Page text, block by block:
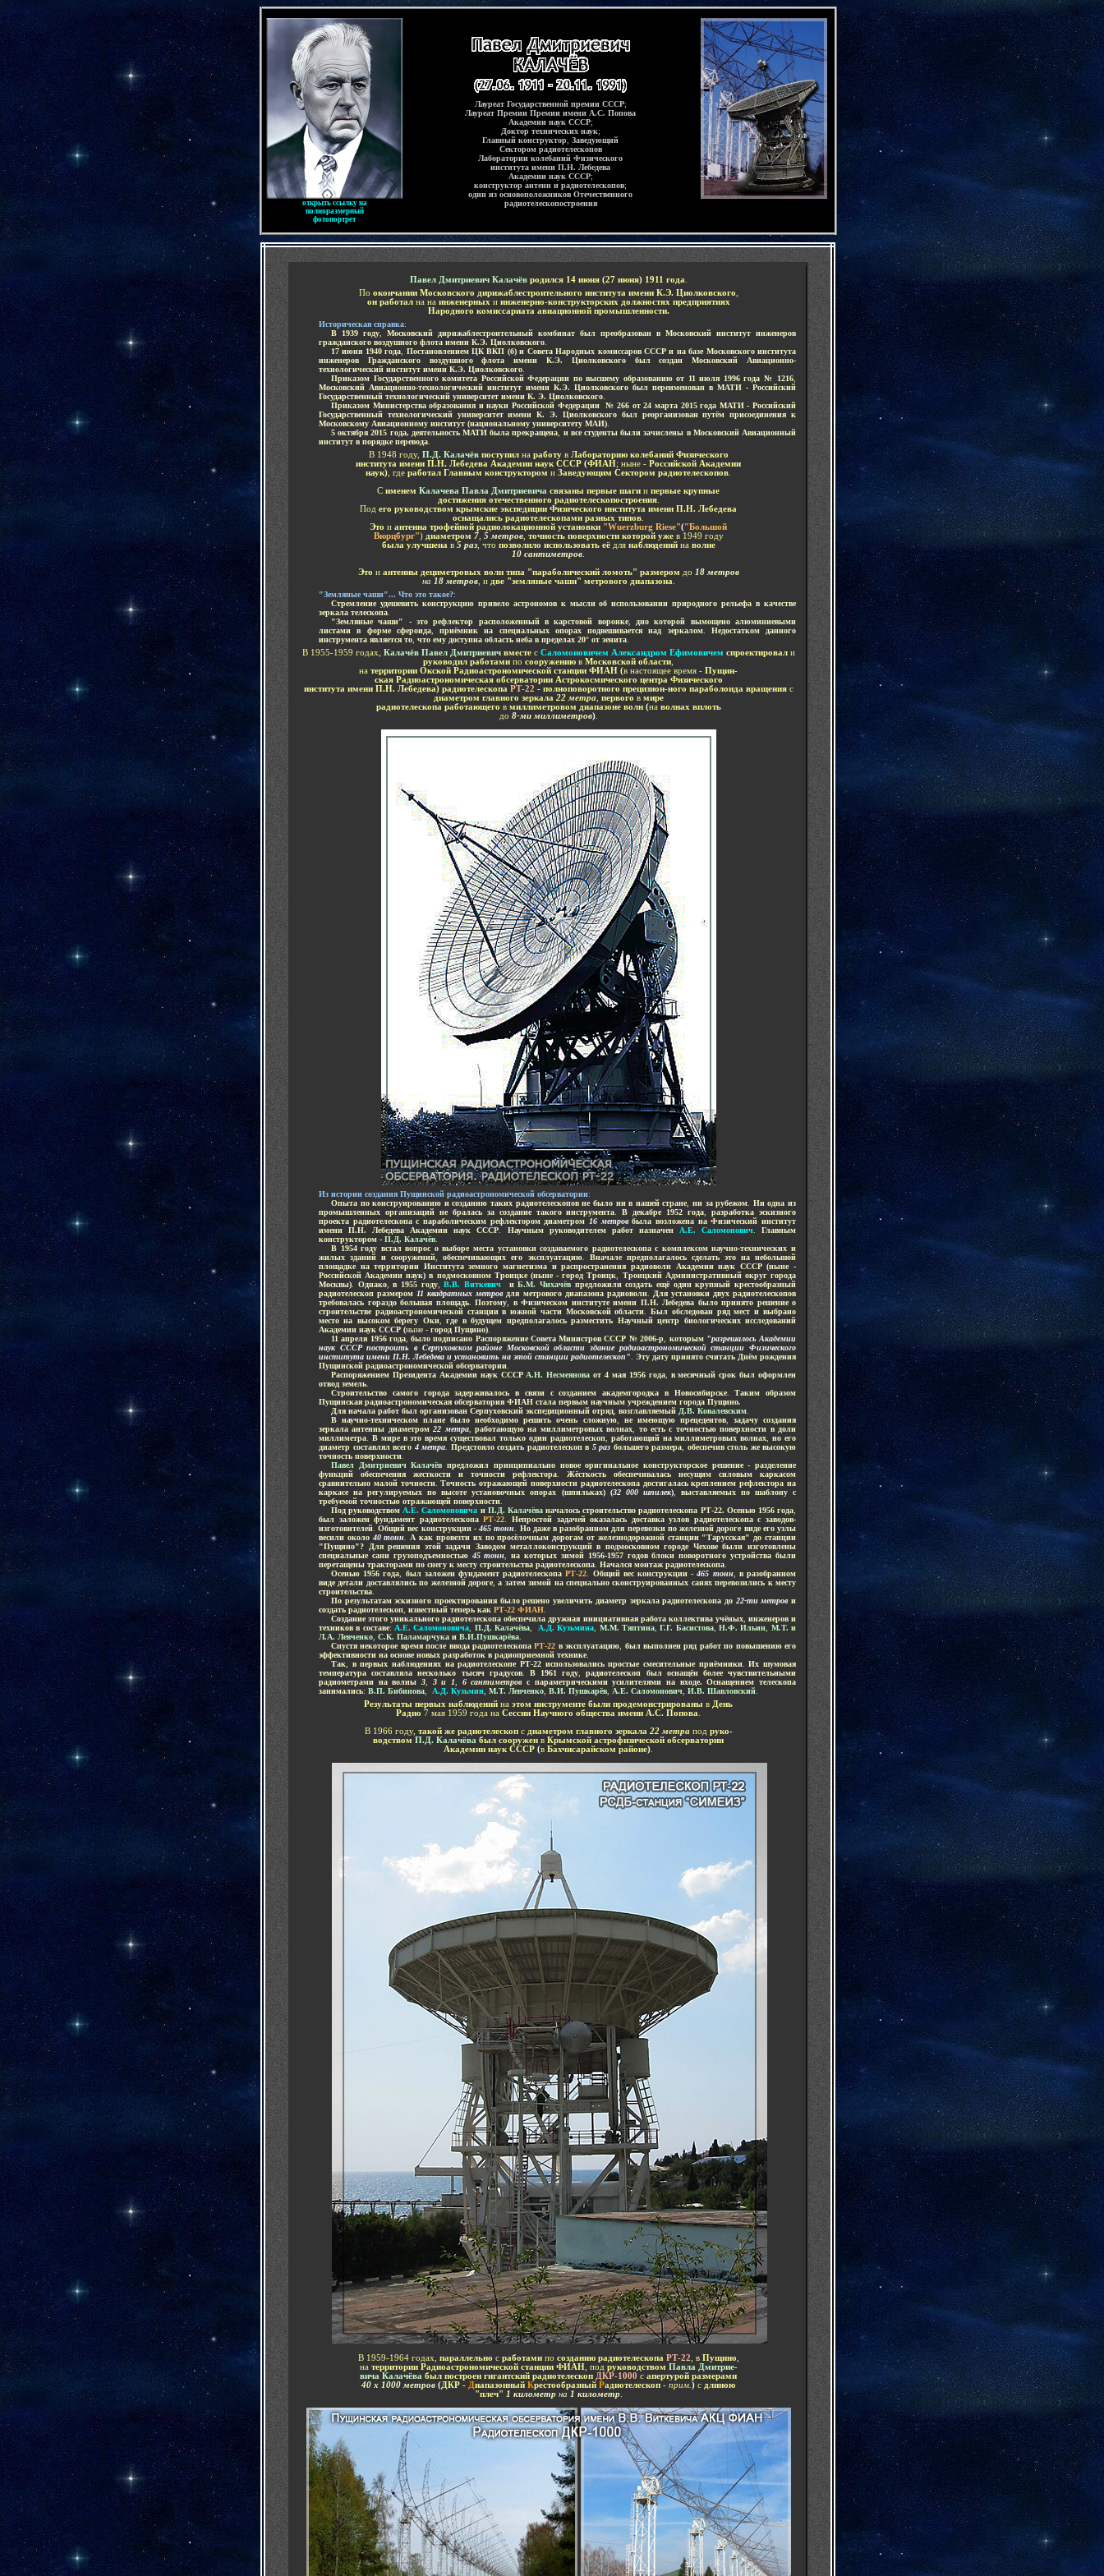
/
открыть ссылку на
полноразмерный
фотопортрет
Лауреат Государственной премии СССР;
Лауреат Премии Премии имени А.С. Попова
Академии наук СССР;
Доктор технических наук;
Главный конструктор Заведующий
Сектором радиотелескопов
Лаборатории колебаний Физического
института имени П.Н. Лебедева
Академии наук СССР;
конструктор антенн и радиотелескопов;
один из основоположников Отечественного
радиотелескопостроения
-
Павел Дмитриевич Калачёв родился 14 июня (27 июня) 1911 года
По окончании Московского дирижаблестроительного института имени К.Э. Циолковского
он работал на на инженерных и инженерно-конструкторских должностях предприятиях
Народного комиссариата авиационной промышленности.
Историческая справка:
В 1939 году
Московский дирижаблестроительный комбинат был преобразован в Московский институт инженеров
гражданского воздушного флота имени К.Э. Циолковского
17 июня 1940 года
Постановлением ЦК ВКП (б) и Совета Народных комиссаров СССР и на базе Московского института
инженеров Гражданского воздушного флота имени К.Э. Циолковского был создан Московский Авиационно-
технологический институт имени К.Э. Циолковского
Приказом Государственного комитета Российской Федерации по высшему образованию от 11 июля 1996 года № 1216
Московский Авиационно-технологический институт имени К.Э. Циолковского был переименован в МАТИ - Российский
Государственный технологический университет имени К. Э. Циолковского
Приказом Министерства образования и науки Российской Федерации № 266 от 24 марта 2015 года МАТИ - Российский
Государственный технологический университет имени К. Э. Циолковского был реорганизован путём присоединения к
Московскому Авиационному институт (национальному университету МАИ)
5 октября 2015 года, деятельность МАТИ была прекращена
и все студенты были зачислены в Московский Авиационный
институт в порядке перевода
В 1948 году, П.Д. Калачёв поступилна работу в Лабораторию колебаний Физического
института имени П.Н. Лебедева Академии наук СССР (ФИАН; ныне - Российской Академии
наук) , где работал Главным конструктором и Заведующим Сектором радиотелескопов
С именем Калачева Павла Дмитриевича связаны первые шаги и первые крупные
достижения отечественного радиотелескопостроения.
Под его руководством крымские экспедиции Физического института имени П.Н. Лебедева
оснащались радиотелескопами разных типов
Это и антенна трофейной радиолокационной установки "Wuerzburg Riese"("Большой
Вюрцбург")диаметром 7, 5 метров, точность поверхности которой уже в 1949 году
была улучшена в 5 раз, что позволило использовать еёдля наблюдений на волне
10 сантиметров
Это и антенны дециметровых волн типа "параболический ломоть" размером до 18 метров
на 18 метров, идве "земляные чаши" метрового диапазона
"Земляные чаши"... Что это такое?:
Стремление удешевить конструкцию привело астрономов к мысли об использовании природного рельефа в качестве
зеркала телескопа
"Земляные чаши" - это рефлектор расположенный в карстовой воронке, дно которой вымощено алюминиевыми
листами в форме сфероида, приёмник на специальных опорах подвешивается над зеркалом. Недостатком данного
инструмента является то что ему доступна область неба в пределах 20° от зенита
В 1955-1959 годах, Калачёв Павел Дмитриевичвместес Саломоновичем Александром Ефимовичем спроектировали
руководил работами по сооружению в Московской области
на территории Окской Радиоастрономической станции ФИАН (в настоящее время - Пущин-
ская Радиоастрономическая обсерватории Астрокосмического центра Физического
института имени П.Н. Лебедева) радиотелескопа РТ-22 - полноповоротного прецизион-ного параболоида вращения с
диаметром главного зеркала 22 метра, первого в мире
радиотелескопа работающего в миллиметровом диапазоне волн (на волнах вплоть
до 8-ми миллиметров).
Из истории создания Пущинской радиоастрономической обсерватории:
Опыта по конструированию и созданию таких радиотелескопов не было ни в нашей стране ни за рубежом
Ни одна из
промышленных организаций не бралась за создание такого инструмента
В декабре 1952 года ,разработка эскизного
проекта радиотелескопа с параболическим рефлектором диаметром 16 метровбыла возложена наФизический институт
имени П.Н. Лебедева Академии наук СССР
Научным руководителем работ назначен А.Е. Саломонович. Главным
конструктором - П.Д. Калачёв
В 1954 году встал вопрос о выборе места установки создаваемого радиотелескопа с комплексом научно-технических и
жилых зданий и сооружений ,обеспечивающих его эксплуатацию. Вначале предполагалось сделать это на небольшой
площадке на территории Института земного магнетизма и распространения радиоволн Академии наук СССР(ныне -
Российской Академии наук)в подмосковном Троицке (ныне - город Троицк
Троицкий Административный округ города
Москвы) Однако,в 1955 году,В.В. Виткевич иБ.М. Чихачёвпредложили создать ещё один крупный крестообразный
радиотелескоп размером 11 квадратных метровдля метрового диапазона радиоволн.
Для установки двух радиотелескопов
требовалась гораздо большая площадь. Поэтому в Физическом институте имени П.Н. Лебедева было принято решение о
строительстве радиоастрономической станции в южной части Московской области .Был обследован ряд мест и выбрано
место на высоком берегу Оки,где в будущем предполагалось разместить Научный центр биологических исследований
Академии наук СССР (ныне - город Пущино)
11 апреля 1956 года,было подписано Распоряжение Совета Министров СССР № 2006-р которым "разрешалось Академии
наук СССР построить в Серпуховском районе Московской области здание радиоастрономической станции Физического
института имени П.Н. Лебедева и установить на этой станции радиотелескоп"
Эту дату принято считать Днём рождения
Пущинской радиоастрономической обсерватории
Распоряжением Президента Академии наук СССР А.Н. Несмеяноваот 4 мая 1956 года, в месячный срок был оформлен
отвод земель
Строительство самого города задерживалось в связи с созданием академгородка в Новосибирске.
Таким образом
Пущинская радиоастрономическая обсерватория ФИАН стала первым научным учреждением города Пущино.
Для начала работ был организован Серпуховский экспедиционный отряд возглавляемый Д.В. Ковалевским
В научно-техническом плане было необходимо решить очень сложную, не имеющую прецедентов, задачу создания
зеркала антенны диаметром22 метра,работающую на миллиметровых волнах
то есть с точностью поверхности в доли
миллиметра
В мире в это время существовал только один радиотелескоп, работающий на миллиметровых волнах ,но его
диаметр составлял всего 4 метра Предстояло создать радиотелескоп в 5 раз большего размера
обеспечив столь же высокую
точность поверхности
Павел Дмитриевич Калачёв предложил принципиально новое оригинальное конструкторское решение - разделение
функций обеспечения жесткости и точности рефлектора
Жёсткость обеспечивалась несущим силовым каркасом
сравнительно малой точности.Точность отражающей поверхности радиотелескопа достигалась креплением рефлектора на
каркасе на регулируемых по высоте установочных опорах (шпильках) (32 000 шпилек), выставляемых по шаблону с
требуемой точностью отражающей поверхности
Под руководством А.Е. Саломоновича и П.Д. Калачёваначалось строительство радиотелескопа РТ-22. Осенью 1956 года
был заложен фундамент радиотелескопаРТ-22
Непростой задачей оказалась доставка узлов радиотелескопа с заводов-
изготовителей .Общий вес конструкции - 465 тонн
Но даже в разобранном для перевозки по железной дороге виде его узлы
весили около 40 тонн
А как провезти их по просёлочным дорогам от железнодорожной станции "Тарусская" до станции
"Пущино"? Для решения этой задачи Заводом металлоконструкций в подмосковном городе Чехове были изготовлены
специальные сани грузоподъемностью 45 тонн ,на которых зимой 1956-1957 годов блоки поворотного устройства были
перетащены тракторами по снегу к месту строительства радиотелескопа Начался монтаж радиотелескопа
Осенью 1956 года был заложен фундамент радиотелескопаРТ-22 Общий вес конструкции -465 тонн, в разобранном
виде детали доставлялись по железной дороге а затем зимой на специально сконструированных санях перевозились к месту
строительства
По результатам эскизного проектирования было решено увеличить диаметр зеркала радиотелескопа до 22-ти метров и
создать радиотелескоп известный теперь как РТ-22 ФИАН
Создание этого уникального радиотелескопа обеспечила дружная инициативная работа коллектива учёных, инженеров и
техников в составе: А.Е. Саломоновича П.Д. Калачёва А.Д. Кузьмина М.М. Тяптина,Г.Г. Басистова,Н.Ф. Ильин
М.Т. и
Л.А. Левченко С.К. Паламарчука и В.И.Пушкарёва
Спустя некоторое время после ввода радиотелескопаРТ-22 в эксплуатацию
был выполнен ряд работ по повышению его
эффективности на основе новых разработок в радиоприемной технике
Так в первых наблюдениях на радиотелескопе РТ-22 использовались простые смесительные приёмники.Их шумовая
температура составляла несколько тысяч градусов. В 1961 году ,радиотелескоп был оснащён более чувствительными
радиометрами на волны 3 3 и 1 6 сантиметровс параметрическими усилителями на входе. Оснащением телескопа
занимались: В.П. Бибинова А.Д. Кузьмин М.Т. Левченко В.И. Пушкарёв А.Е. Саломонович И.В. Шавловский
Результаты первых наблюдений на этом инструменте были продемонстрированы в День
Радио 7 мая 1959 года на Сессии Научного общества имени А.С. Попова
В 1966 году, такой же радиотелескопс диаметром главного зеркала 22 метра под руко-
водством П.Д. Калачёва был сооружен в Крымской астрофизической обсерватории
Академии наук СССР (в Бахчисарайском районе)
В 1959-1964 годах, параллельно сработами по созданию радиотелескопа РТ-22 , в Пущино
на территории Радиоастрономической станции ФИАН, под руководством Павла Дмитрие-
вича Калачёва был построен гигантский радиотелескоп ДКР-1000 с апертурой размерами
40 х 1000 метров (ДКР - Диапазонный Крестообразный Радиотелескоп - прим. ) с длиною
"плеч" 1 километр на 1 километр.